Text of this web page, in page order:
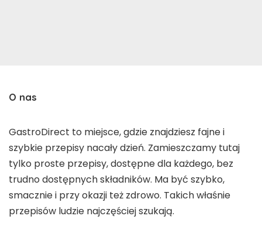
O nas
GastroDirect to miejsce, gdzie znajdziesz fajne i
szybkie przepisy nacały dzień. Zamieszczamy tutaj
tylko proste przepisy, dostępne dla każdego, bez
trudno dostępnych składników. Ma być szybko,
smacznie i przy okazji też zdrowo. Takich właśnie
przepisów ludzie najczęściej szukają.